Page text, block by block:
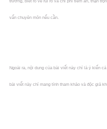
trường, biết rõ về rủi ro và chi phí tiềm ẩn, thận
vấn chuyên môn nếu cần.
Ngoài ra, nội dung của bài viết này chỉ là ý kiến
bài viết này chỉ mang tính tham khảo và độc giả